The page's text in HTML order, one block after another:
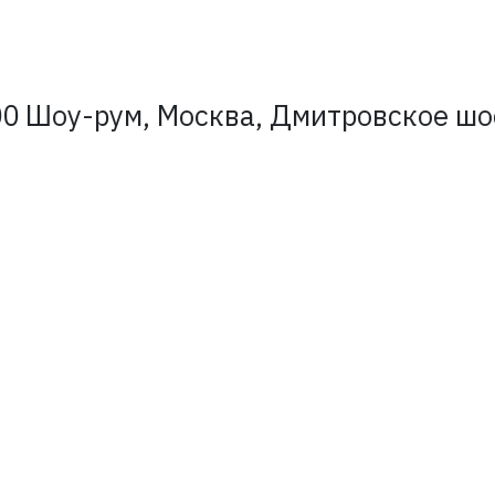
Шоу-рум, Москва, Дмитровское